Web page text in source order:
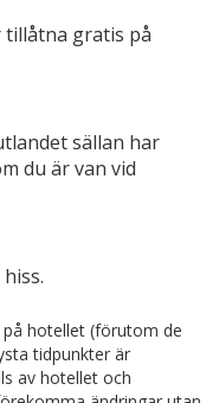
tillåtna gratis på
sällan har
du är van vid
hotellet (förutom de
tidpunkter är
av hotellet och